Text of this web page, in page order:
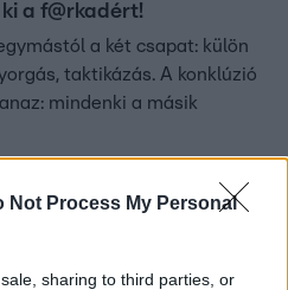
Not Process My Personal
sharing to third parties, or
a f@rkadért!
a két csapat: külön
taktikázás. A konklúzió
mindenki a másik